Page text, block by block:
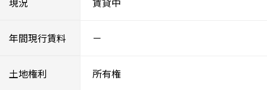
年間現行賃料 －
土地権利 所有権